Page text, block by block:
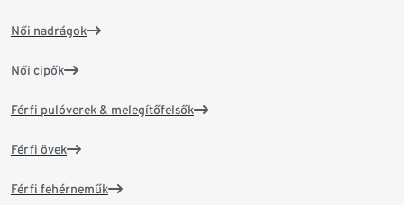
Női nadrágok
Női cipők
Férfi pulóverek & melegítőfelsők
Férfi övek
Férfi fehérneműk